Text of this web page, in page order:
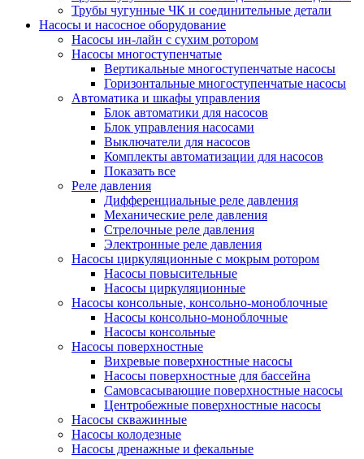
Трубы чугунные ЧК и соединительные детали
Насосы и насосное оборудование
Насосы ин-лайн с сухим ротором
Насосы многоступенчатые
Вертикальные многоступенчатые насосы
Горизонтальные многоступенчатые насосы
Автоматика и шкафы управления
Блок автоматики для насосов
Блок управления насосами
Выключатели для насосов
Комплекты автоматизации для насосов
Показать все
Реле давления
Дифференциальные реле давления
Механические реле давления
Стрелочные реле давления
Электронные реле давления
Насосы циркуляционные с мокрым ротором
Насосы повысительные
Насосы циркуляционные
Насосы консольные, консольно-моноблочные
Насосы консольно-моноблочные
Насосы консольные
Насосы поверхностные
Вихревые поверхностные насосы
Насосы поверхностные для бассейна
Самовсасывающие поверхностные насосы
Центробежные поверхностные насосы
Насосы скважинные
Насосы колодезные
Насосы дренажные и фекальные